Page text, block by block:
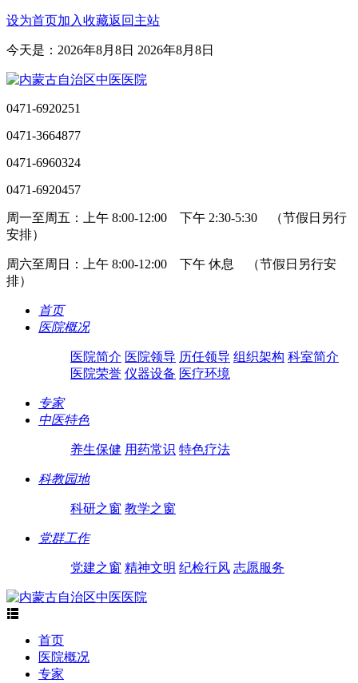
设为首页加入收藏返回主站
今天是：2026年8月8日 2026年8月8日
0471-6920251
0471-3664877
0471-6960324
0471-6920457
周一至周五：上午 8:00-12:00 下午 2:30-5:30 （节假日另行
安排）
周六至周日：上午 8:00-12:00 下午 休息 （节假日另行安
排）
首页
医院概况
医院简介 医院领导 历任领导 组织架构 科室简介
医院荣誉 仪器设备 医疗环境
专家
中医特色
养生保健 用药常识 特色疗法
科教园地
科研之窗 教学之窗
党群工作
党建之窗 精神文明 纪检行风 志愿服务

首页
医院概况
专家